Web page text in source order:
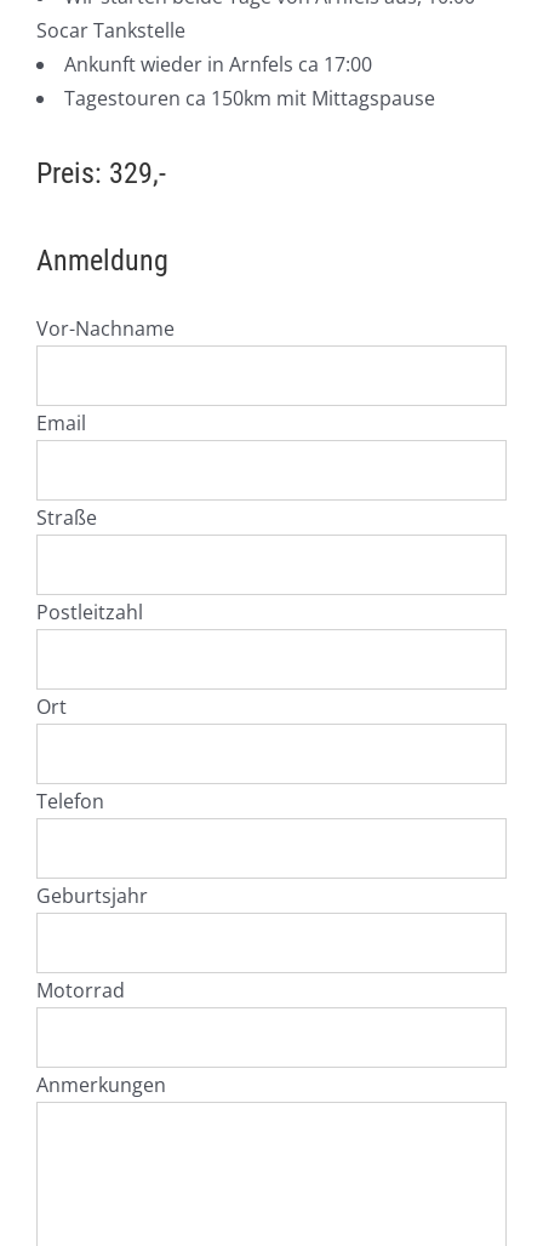
Socar Tankstelle
Ankunft wieder in Arnfels ca 17:00
Tagestouren ca 150km mit Mittagspause
Preis: 329,-
Anmeldung
Vor-Nachname
Email
Straße
Postleitzahl
Ort
Telefon
Geburtsjahr
Motorrad
Anmerkungen